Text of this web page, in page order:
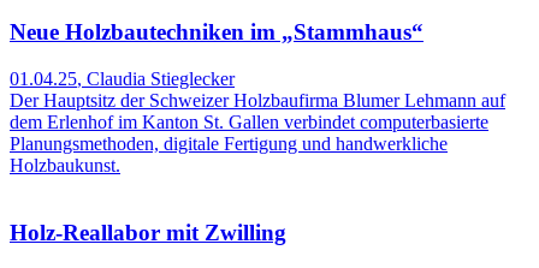
Neue Holzbautechniken im „Stammhaus“
01.04.25, Claudia Stieglecker
Der Hauptsitz der Schweizer Holzbaufirma Blumer Lehmann auf
dem Erlenhof im Kanton St. Gallen verbindet computerbasierte
Planungsmethoden, digitale Fertigung und handwerkliche
Holzbaukunst.
Holz-Reallabor mit Zwilling